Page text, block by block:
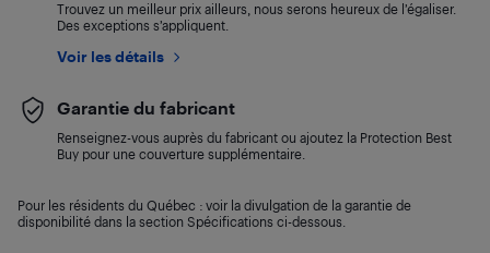
Trouvez un meilleur prix ailleurs, nous serons heureux de l’égaliser.
Des exceptions s’appliquent.
Voir les détails
Garantie du fabricant
Renseignez-vous auprès du fabricant ou ajoutez la Protection Best
Buy pour une couverture supplémentaire.
Pour les résidents du Québec : voir la divulgation de la garantie de
disponibilité dans la section Spécifications ci-dessous.